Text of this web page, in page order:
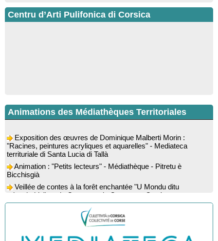
Centru d’Arti Pulifonica di Corsica
Animations des Médiathèques Territoriales
"Racines, peintures acryliques et aquarelles" - Mediateca
territuriale di Santa Lucia di Tallà
Animation : "Petits lecteurs" - Médiathèque - Pitretu è
Bicchisgià
Veillée de contes à la forêt enchantée "U Mondu ditu
mignuleddu" par la Caravane de Conteurs - Currà
patrimoine religieux, roman, thermal et littéraire - Spaziu Jean-
Marc Fiamma - A Sarra di Farru
Spectacle musical : "Viaghju in Corsica cù Regina & Bruno",
hommage au duo mythique de la chanson corse interprété par